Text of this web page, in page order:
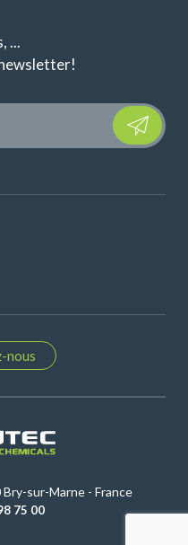
...
Please
nous
sur-Marne - France
75 00